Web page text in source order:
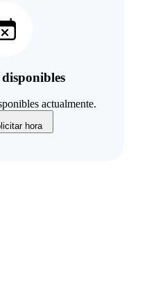
actualmente.
hora